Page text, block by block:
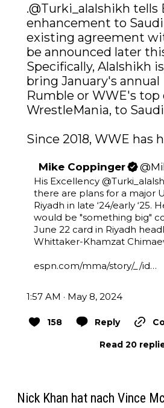
.@Turki_alalshikh tells
enhancement to
existing agreement
be announced later
Specifically, Alalshikh
bring January's annual
Rumble or WWE's top
WrestleMania, to
Since 2018, WWE has
Mike Coppinger @
His Excellency
there are plans for a major
Riyadh in late ‘24/early ‘25.
would be "something big"
June 22 card in Riyadh
Whittaker-Khamzat
espn.com/mma/story/_/id…
1:57 AM · May 8, 2024
158 Reply
Read 20
Nick Khan hat nach Vince